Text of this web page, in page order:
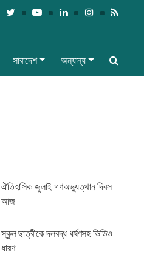
সারাদেশ অন্যান্য
ঐতিহাসিক জুলাই গণঅভ্যুত্থান দিবস
আজ
স্কুল ছাত্রীকে দলবদ্ধ ধর্ষণসহ ভিডিও
ধারণ